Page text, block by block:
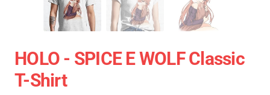
HOLO - SPICE E WOLF Classic
T-Shirt